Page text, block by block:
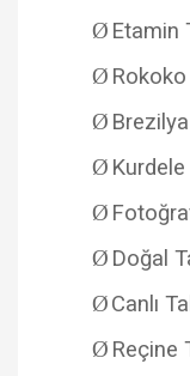
Ø Etamin
Ø Rokoko
Ø
Ø Kurdele
Ø
Ø Doğal
ØCanlı
Ø Reçine